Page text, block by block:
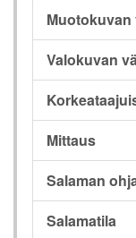
Valokuvan
Mittaus
Salaman
Salamatila